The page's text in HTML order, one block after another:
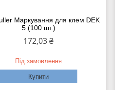
Маркування для клем DEK
5 (100 шт.)
172,03 ₴
Під замовлення
Купити